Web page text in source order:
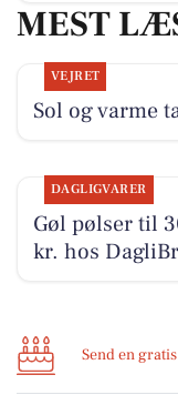
MEST
VEJRET
Sol og varme
DAGLIGVARER
Gøl pølser til
kr. hos
Send en